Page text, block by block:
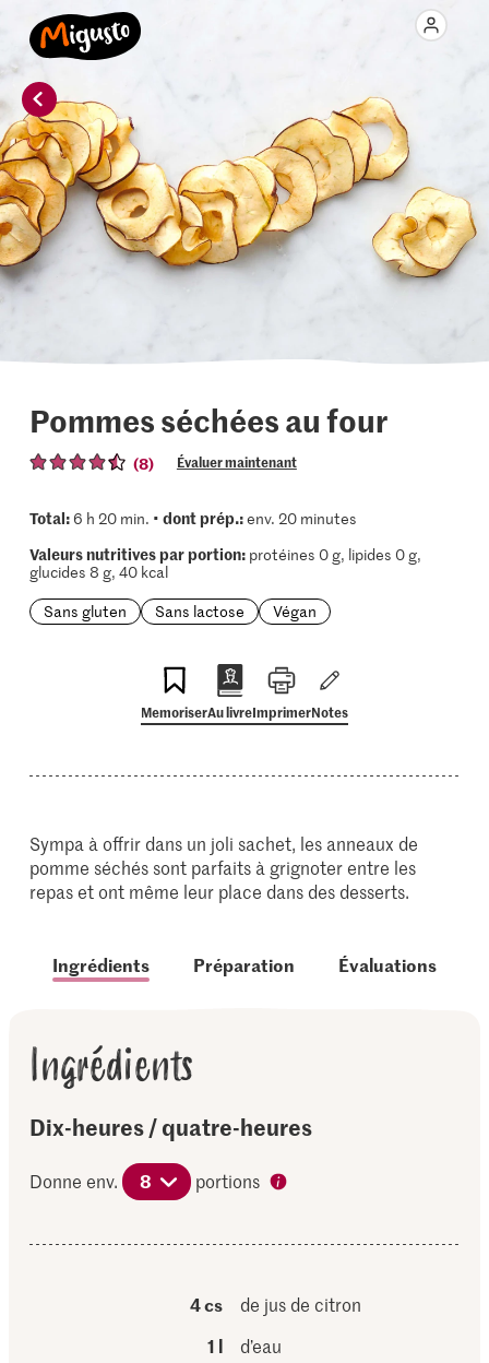
Pommes séchées au four
(8) Évaluer maintenant
Total:6 h 20 min. • dont prép.:env. 20 minutes
Valeurs nutritives par portion:protéines 0 g, lipides 0 g,
glucides 8 g, 40 kcal
Sans gluten
Sans lactose Végan
MemoriserAu livreImprimerNotes
Sympa à offrir dans un joli sachet, les anneaux de
pomme séchés sont parfaits à grignoter entre les
repas et ont même leur place dans des desserts.
Ingrédients Préparation Évaluations
Ingrédients
Dix-heures / quatre-heures
Donne env. 8 portions
4 cs
de jus de citron
1 l
d’eau